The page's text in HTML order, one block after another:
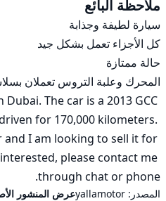
ملاحظة البائع
The car is a 2013 GCC
for 170,000 kilometers.
and I am looking to sell it for
please contact me
through chat or phone.
المصدر: yallamotorعرض المنشور